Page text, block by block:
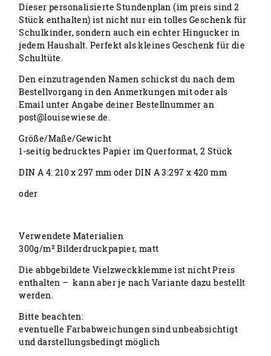
Dieser personalisierte Stundenplan (im preis sind 2
Stück enthalten) ist nicht nur ein tolles Geschenk für
Schulkinder, sondern auch ein echter Hingucker in
jedem Haushalt. Perfekt als kleines Geschenk für die
Schultüte.
Den einzutragenden Namen schickst du nach dem
Bestellvorgang in den Anmerkungen mit oder als
Email unter Angabe deiner Bestellnummer an
post@louisewiese.de.
Größe/Maße/Gewicht
1-seitig bedrucktes Papier im Querformat, 2 Stück
DIN A 4: 210 x 297 mm oder DIN A 3:297 x 420 mm
oder
Verwendete Materialien
300g/m² Bilderdruckpapier, matt
Die abbgebildete Vielzweckklemme ist nicht Preis
enthalten – kann aber je nach Variante dazu bestellt
werden.
Bitte beachten:
eventuelle Farbabweichungen sind unbeabsichtigt
und darstellungsbedingt möglich